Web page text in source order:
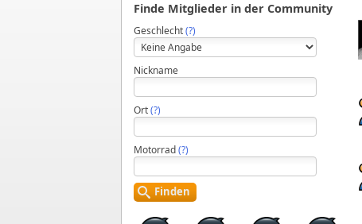
Finde Mitglieder in der Community
Geschlecht(?)
Nickname
Ort(?)
Motorrad(?)
Finden